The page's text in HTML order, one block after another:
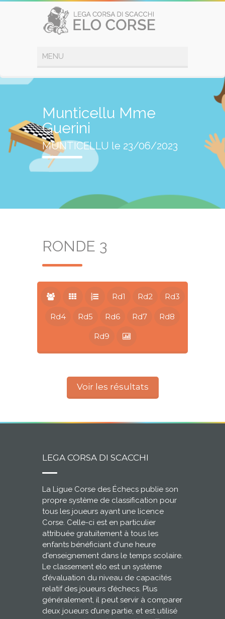
Munticellu Mme
Guerini
MUNTICELLU le 23/06/2023
RONDE 3
Rd1 Rd2 Rd3
Rd4 Rd5 Rd6 Rd7 Rd8
Rd9
Voir les résultats
LEGA CORSA DI SCACCHI
La Ligue Corse des Échecs publie son
propre système de classification pour
tous les joueurs ayant une licence
Corse. Celle-ci est en particulier
attribuée gratuitement à tous les
enfants bénéficiant d'une heure
d'enseignement dans le temps scolaire.
Le classement elo est un système
d’évaluation du niveau de capacités
relatif des joueurs d’échecs. Plus
généralement, il peut servir à comparer
deux joueurs d’une partie, et est utilisé